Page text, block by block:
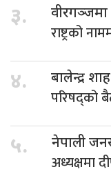
३. वीरगञ्जमा
राष्ट्रको
४. बालेन्द्र शाह
परिषद्को
५. नेपाली
अध्यक्षमा